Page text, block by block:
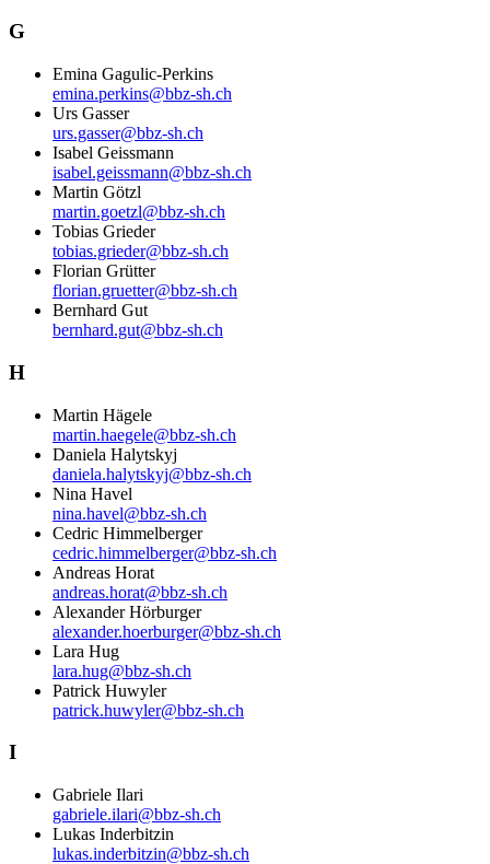
G
Emina Gagulic-Perkins
emina.perkins@bbz-sh.ch
Urs Gasser
urs.gasser@bbz-sh.ch
Isabel Geissmann
isabel.geissmann@bbz-sh.ch
Martin Götzl
martin.goetzl@bbz-sh.ch
Tobias Grieder
tobias.grieder@bbz-sh.ch
Florian Grütter
florian.gruetter@bbz-sh.ch
Bernhard Gut
bernhard.gut@bbz-sh.ch
H
Martin Hägele
martin.haegele@bbz-sh.ch
Daniela Halytskyj
daniela.halytskyj@bbz-sh.ch
Nina Havel
nina.havel@bbz-sh.ch
Cedric Himmelberger
cedric.himmelberger@bbz-sh.ch
Andreas Horat
andreas.horat@bbz-sh.ch
Alexander Hörburger
alexander.hoerburger@bbz-sh.ch
Lara Hug
lara.hug@bbz-sh.ch
Patrick Huwyler
patrick.huwyler@bbz-sh.ch
I
Gabriele Ilari
gabriele.ilari@bbz-sh.ch
Lukas Inderbitzin
lukas.inderbitzin@bbz-sh.ch